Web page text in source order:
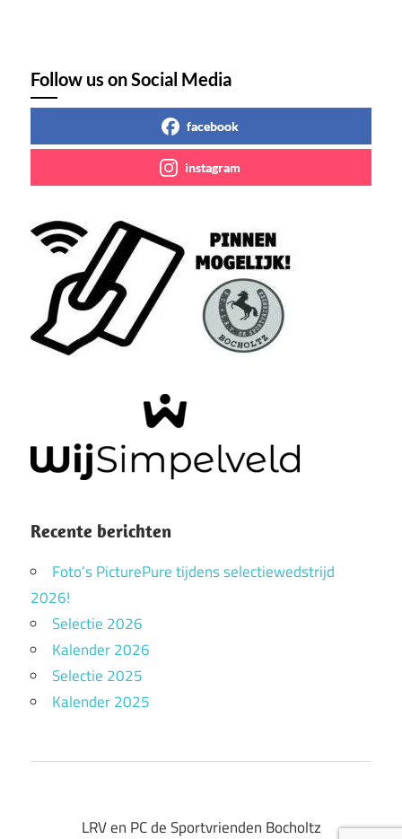
Follow us on Social Media
facebook
instagram
Recente berichten
Foto’s PicturePure tijdens selectiewedstrijd
2026!
Selectie 2026
Kalender 2026
Selectie 2025
Kalender 2025
LRV en PC de Sportvrienden Bocholtz